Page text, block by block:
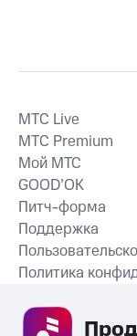
MTС Live
MTС Premium
Мой МТС
GOOD’OK
Питч-форма
Поддержка
Политика